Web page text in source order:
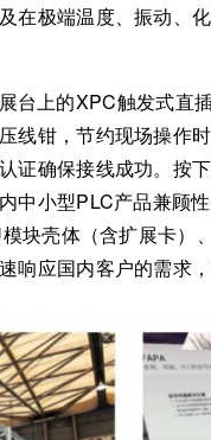
在极端温度、振动、
台上的XPC触发式直
钳，节约现场操作
证确保接线成功。按
中小型PLC产品兼顾
块壳体（含扩展卡）
应国内客户的需求